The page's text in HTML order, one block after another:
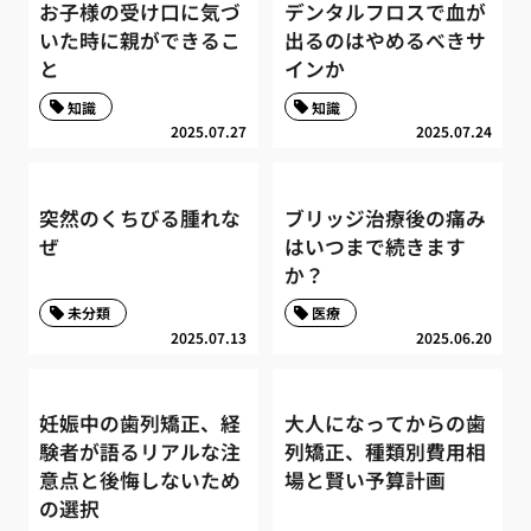
お子様の受け口に気づ
いた時に親ができるこ
と
2025.07.27
知識
デンタルフロスで血が
出るのはやめるべきサ
インか
2025.07.24
知識
突然のくちびる腫れな
ぜ
2025.07.13
未分類
ブリッジ治療後の痛み
はいつまで続きます
か？
2025.06.20
医療
妊娠中の歯列矯正、経
験者が語るリアルな注
意点と後悔しないため
の選択
大人になってからの歯
列矯正、種類別費用相
場と賢い予算計画